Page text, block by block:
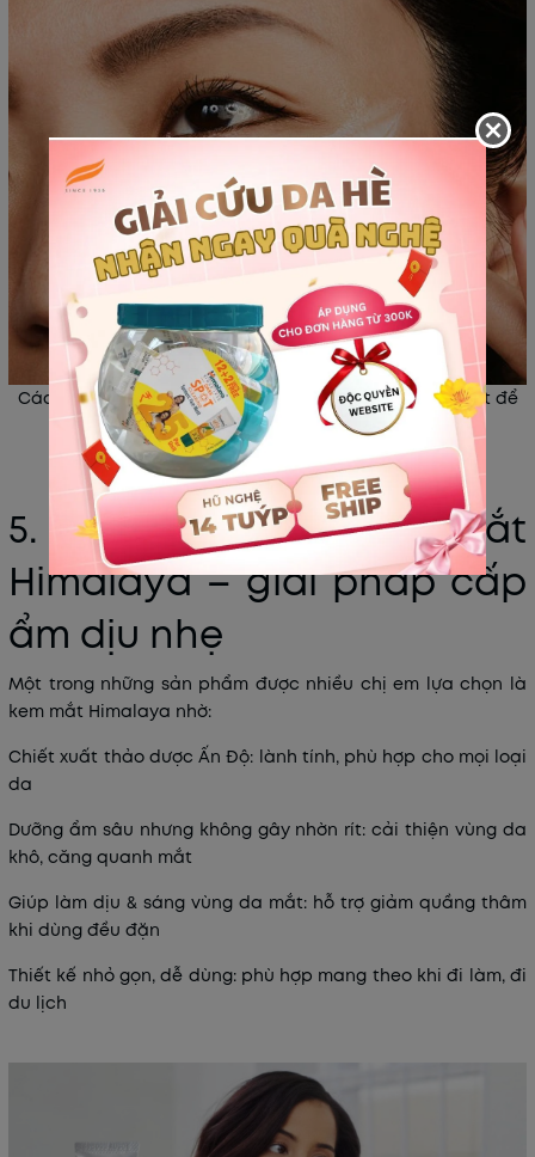
Các nàng đừng quên chăm sóc vùng da mắt riêng biệt để
gương mặt thêm rạng rỡ.
5. Giới thiệu kem mắt
Himalaya – giải pháp cấp
ẩm dịu nhẹ
Một trong những sản phẩm được nhiều chị em lựa chọn là
kem mắt Himalaya nhờ:
Chiết xuất thảo dược Ấn Độ: lành tính, phù hợp cho mọi loại
da
Dưỡng ẩm sâu nhưng không gây nhờn rít: cải thiện vùng da
khô, căng quanh mắt
Giúp làm dịu & sáng vùng da mắt: hỗ trợ giảm quầng thâm
khi dùng đều đặn
Thiết kế nhỏ gọn, dễ dùng: phù hợp mang theo khi đi làm, đi
du lịch